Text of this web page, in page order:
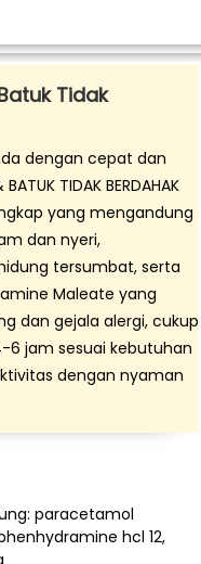
Tidak
dengan cepat dan
TIDAK BERDAHAK
yang mengandung
dan nyeri,
tersumbat, serta
Maleate yang
dan gejala alergi, cukup
6 jam sesuai kebutuhan
dengan nyaman
paracetamol
hcl 12,